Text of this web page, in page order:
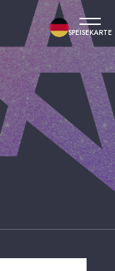
SPEISEKARTE